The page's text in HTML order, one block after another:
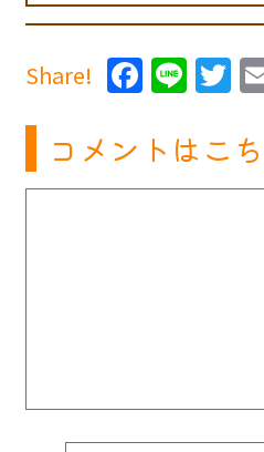
Share! Line
コメントはこ